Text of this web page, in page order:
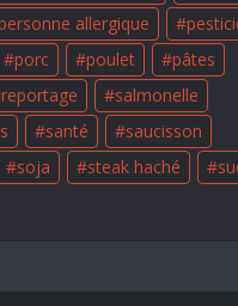
allergique
porc poulet
pâtes
reportage
salmonelle
santé
saucisson
soja steak haché